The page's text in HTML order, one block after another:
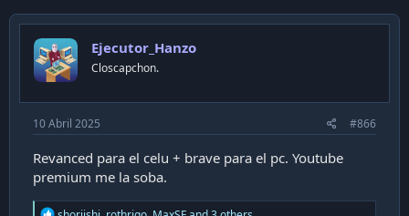
t
o
n
s
Ejecutor_Hanzo
Closcapchon.
10 Abril 2025 #866
Revanced para el celu + brave para el pc. Youtube
premium me la soba.
R